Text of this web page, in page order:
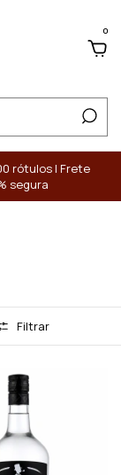
0
rótulos | Frete
segura
Filtrar